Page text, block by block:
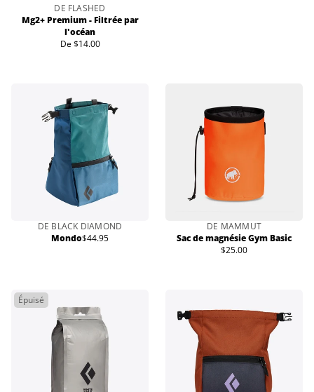
DE FLASHED
Mg2+ Premium - Filtrée par
l'océan
Prix
De $14.00
DE BLACK DIAMOND
MondoPrix
$44.95
DE MAMMUT
Sac de magnésie Gym Basic
Prix
$25.00
Épuisé